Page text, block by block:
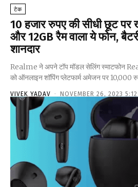
टेक
10 हजार रुपए की सीधी छूट पर
और 12GB रैम वाला ये फोन,
शानदार
Realme ने अपने टॉप मॉडल सेलिंग स्माटफोन
को ऑनलाइन शॉपिंग प्लेटफार्म अमेजन पर 10,000
VIVEK YADAV - NOVEMBER 26, 2023